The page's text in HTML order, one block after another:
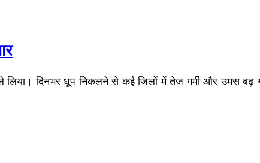
दिनभर धूप निकलने से कई जिलों में तेज गर्मी और उमस बढ़